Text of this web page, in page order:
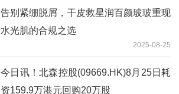
告别紧绷脱屑，干皮救星润百颜玻玻重现
水光肌的合规之选
2025-08-25
今日讯！北森控股(09669.HK)8月25日耗
资159.9万港元回购20万股